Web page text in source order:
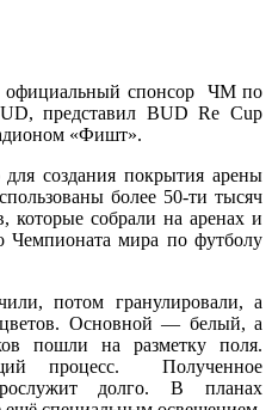
официальный спонсор ЧМ по
представил BUD Re Cup
«Фишт».
создания покрытия арены
более 50-ти тысяч
которые собрали на аренах и
Чемпионата мира по футболу
потом гранулировали, а
цветов. Основной — белый, а
пошли на разметку поля.
процесс. Полученное
долго. В планах